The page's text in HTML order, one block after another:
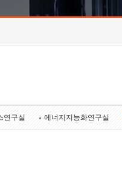
연구실 에너지지능화연구실